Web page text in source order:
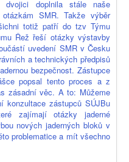
doplnila stále naše
SMR. Takže výběr
totiž patří do tzv Týmu
Řež řeší otázky výstavby
uvedení SMR v Česku
a technických předpisů
bezpečnost. Zástupce
popsal tento proces a z
zásadní věc. A to: Můžeme
konzultace zástupců SÚJBu
zajímají otázky jaderné
nových jaderných bloků v
problematice a mít všechno